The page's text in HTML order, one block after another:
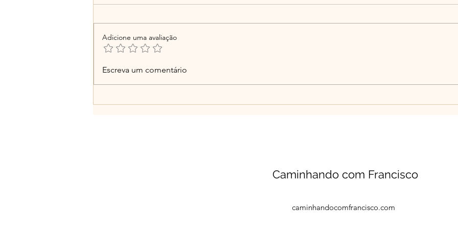
Versos da Vila do Povo Feliz
Adicione uma avaliação
Escreva um comentário
Caminhando com Francisco
caminhandocomfrancisco.com